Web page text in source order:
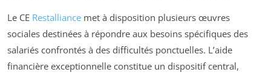
Le CE Restalliance met à disposition plusieurs œuvres
sociales destinées à répondre aux besoins spécifiques des
salariés confrontés à des difficultés ponctuelles. L’aide
financière exceptionnelle constitue un dispositif central,